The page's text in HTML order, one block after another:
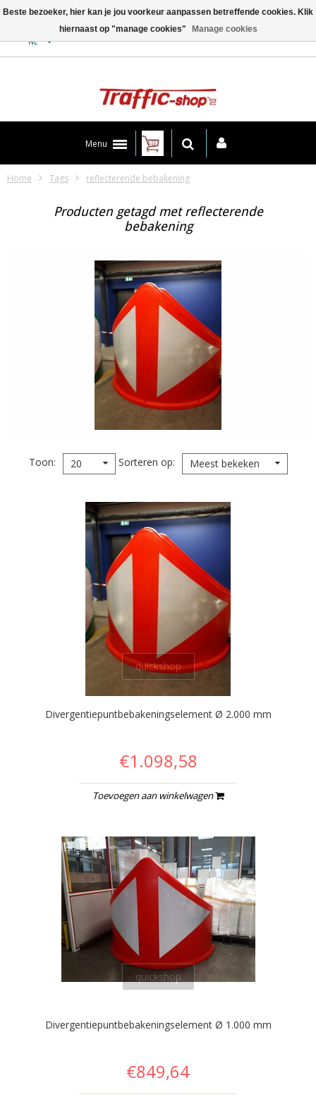
NL
Menu
Home Tags reflecterende bebakening
Producten getagd met reflecterende
bebakening
Toon 20 Sorteren op Meest bekeken
quickshop
Divergentiepuntbebakeningselement Ø 2.000 mm
€1.098,58
Toevoegen aan winkelwagen
quickshop
Divergentiepuntbebakeningselement Ø 1.000 mm
€849,64
Beste bezoeker, hier kan je jou voorkeur aanpassen betreffende cookies. Klik
hiernaast op "manage cookies"
Manage cookies